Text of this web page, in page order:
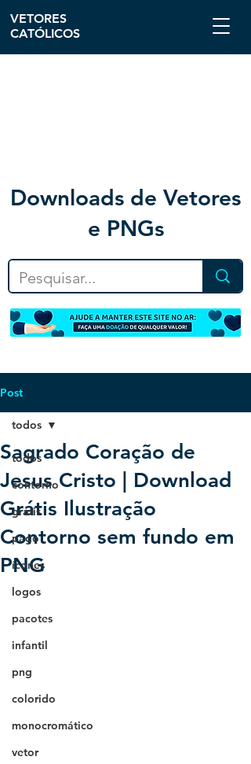
Downloads de Vetores
e PNGs
VETORES
CATÓLICOS
Post
todos
contorno
grátis
pago
ícones
logos
pacotes
infantil
png
colorido
monocromático
vetor
todos
Sagrado Coração de
Jesus Cristo | Download
Grátis Ilustração
Contorno sem fundo em
PNG